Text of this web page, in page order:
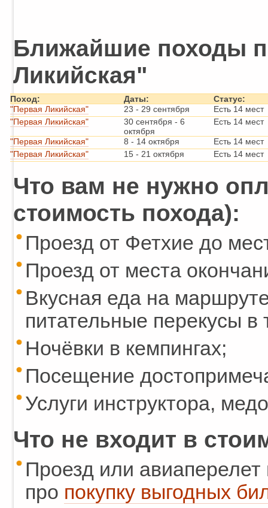
Ближайшие походы
Ликийская"
Поход: Даты:
Статус:
"Первая Ликийская"
23 - 29 сентября
Есть 14 мест
"Первая Ликийская"
30 сентября - 6
октября
Есть 14 мест
"Первая Ликийская" 8 - 14 октября
Есть 14 мест
"Первая Ликийская"
15 - 21 октября Есть 14 мест
Что вам не нужно
стоимость похода):
Проезд от Фетхие до
Проезд от места
Вкусная еда на
питательные перекусы в
Ночёвки в кемпингах;
Посещение
Услуги инструктора,
Что не входит в
Проезд или
про покупку выгодных